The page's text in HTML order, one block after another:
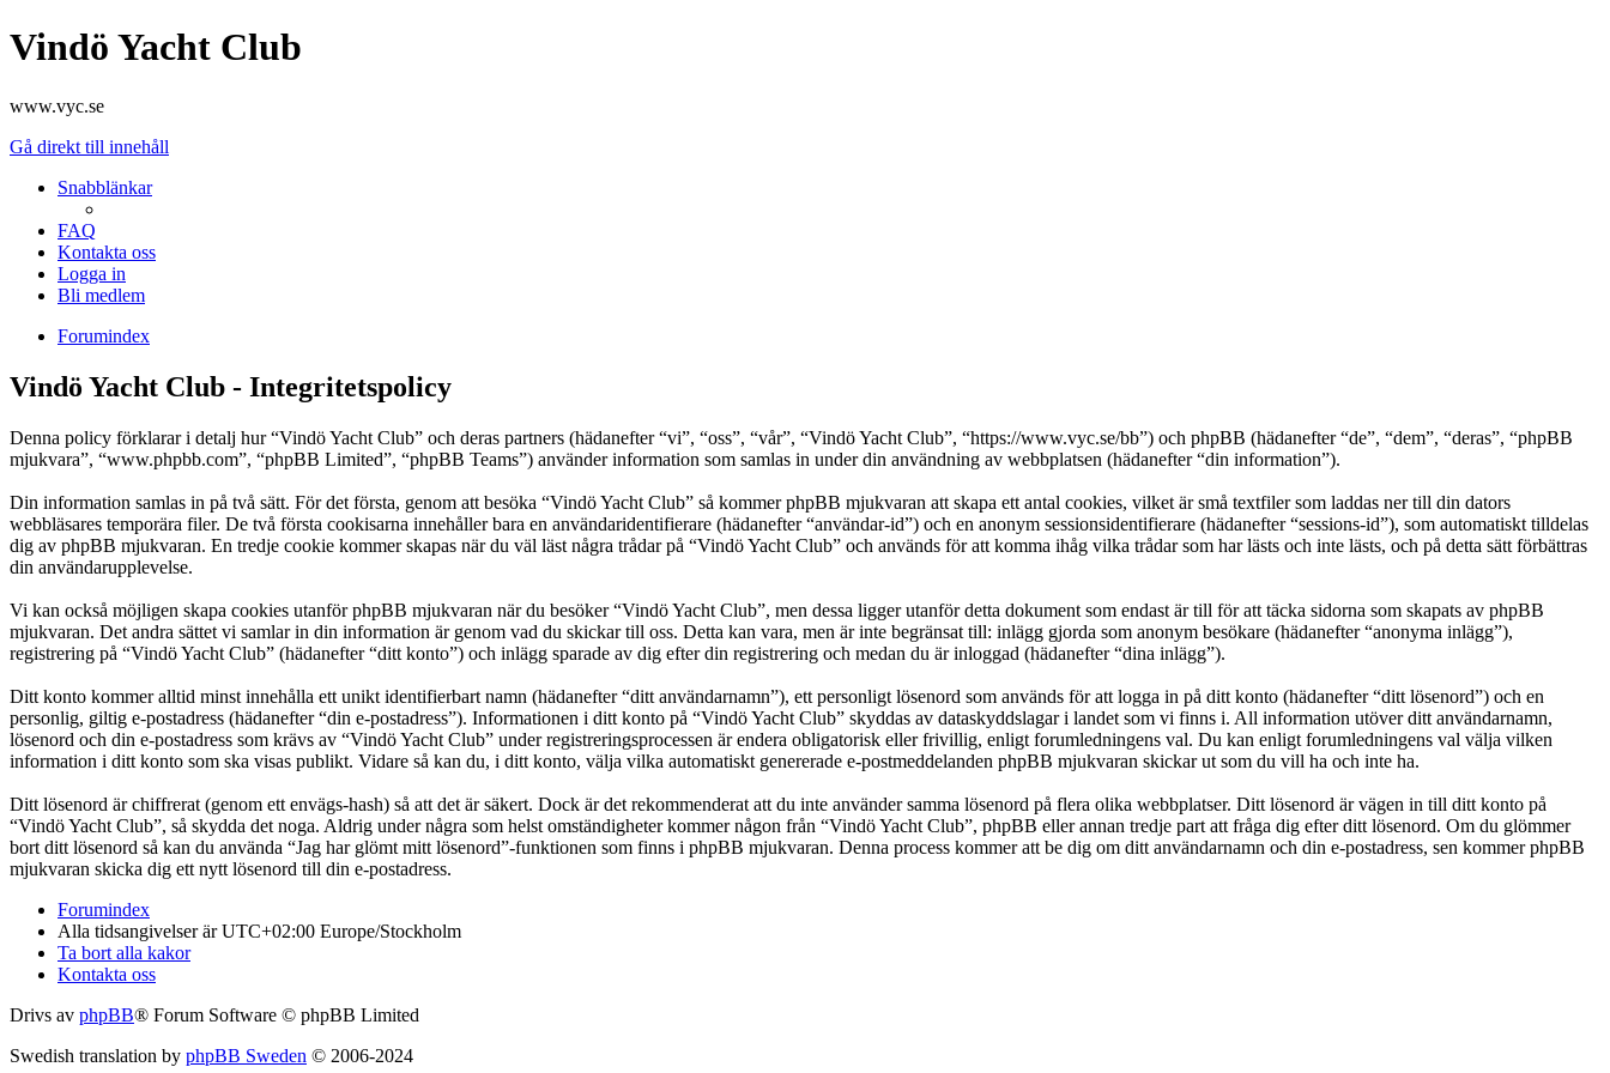
Vindö Yacht Club
www.vyc.se
Gå direkt till innehåll
Snabblänkar
FAQ
Kontakta oss
Logga in
Bli medlem
Forumindex
Vindö Yacht Club - Integritetspolicy
Denna policy förklarar i detalj hur “Vindö Yacht Club” och deras partners (hädanefter “vi”, “oss”, “vår”, “Vindö Yacht Club”, “https://www.vyc.se/bb”) och phpBB (hädanefter “de”, “dem”, “deras”, “phpBB
mjukvara”, “www.phpbb.com”, “phpBB Limited”, “phpBB Teams”) använder information som samlas in under din användning av webbplatsen (hädanefter “din information”).
Din information samlas in på två sätt. För det första, genom att besöka “Vindö Yacht Club” så kommer phpBB mjukvaran att skapa ett antal cookies, vilket är små textfiler som laddas ner till din dators
webbläsares temporära filer. De två första cookisarna innehåller bara en användaridentifierare (hädanefter “användar-id”) och en anonym sessionsidentifierare (hädanefter “sessions-id”), som automatiskt tilldelas
dig av phpBB mjukvaran. En tredje cookie kommer skapas när du väl läst några trådar på “Vindö Yacht Club” och används för att komma ihåg vilka trådar som har lästs och inte lästs, och på detta sätt förbättras
din användarupplevelse.
Vi kan också möjligen skapa cookies utanför phpBB mjukvaran när du besöker “Vindö Yacht Club”, men dessa ligger utanför detta dokument som endast är till för att täcka sidorna som skapats av phpBB
mjukvaran. Det andra sättet vi samlar in din information är genom vad du skickar till oss. Detta kan vara, men är inte begränsat till: inlägg gjorda som anonym besökare (hädanefter “anonyma inlägg”),
registrering på “Vindö Yacht Club” (hädanefter “ditt konto”) och inlägg sparade av dig efter din registrering och medan du är inloggad (hädanefter “dina inlägg”).
Ditt konto kommer alltid minst innehålla ett unikt identifierbart namn (hädanefter “ditt användarnamn”), ett personligt lösenord som används för att logga in på ditt konto (hädanefter “ditt lösenord”) och en
personlig, giltig e-postadress (hädanefter “din e-postadress”). Informationen i ditt konto på “Vindö Yacht Club” skyddas av dataskyddslagar i landet som vi finns i. All information utöver ditt användarnamn,
lösenord och din e-postadress som krävs av “Vindö Yacht Club” under registreringsprocessen är endera obligatorisk eller frivillig, enligt forumledningens val. Du kan enligt forumledningens val välja vilken
information i ditt konto som ska visas publikt. Vidare så kan du, i ditt konto, välja vilka automatiskt genererade e-postmeddelanden phpBB mjukvaran skickar ut som du vill ha och inte ha.
Ditt lösenord är chiffrerat (genom ett envägs-hash) så att det är säkert. Dock är det rekommenderat att du inte använder samma lösenord på flera olika webbplatser. Ditt lösenord är vägen in till ditt konto på
“Vindö Yacht Club”, så skydda det noga. Aldrig under några som helst omständigheter kommer någon från “Vindö Yacht Club”, phpBB eller annan tredje part att fråga dig efter ditt lösenord. Om du glömmer
bort ditt lösenord så kan du använda “Jag har glömt mitt lösenord”-funktionen som finns i phpBB mjukvaran. Denna process kommer att be dig om ditt användarnamn och din e-postadress, sen kommer phpBB
mjukvaran skicka dig ett nytt lösenord till din e-postadress.
Forumindex
Alla tidsangivelser är UTC+02:00 Europe/Stockholm
Ta bort alla kakor
Kontakta oss
Drivs av phpBB® Forum Software © phpBB Limited
Swedish translation by phpBB Sweden © 2006-2024